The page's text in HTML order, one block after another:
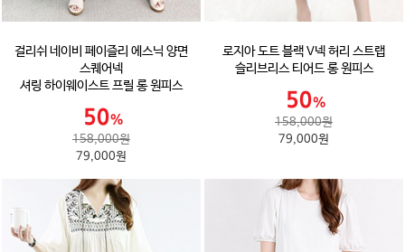
걸리쉬 네이비 페이즐리 에스닉 양면
스퀘어넥
셔링 하이웨이스트 프릴 롱 원피스
158,000원
79,000원
로지아 도트 블랙 V넥 허리 스트랩
슬리브리스 티어드 롱 원피스
158,000원
79,000원